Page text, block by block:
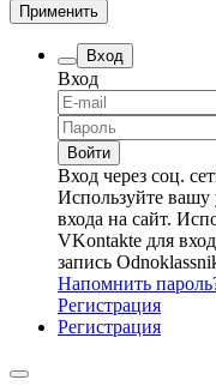
Применить
Вход
Вход
Вход через соц.
Используйте вашу
входа на сайт.
VKontakte для
запись
Напомнить
Регистрация
Регистрация